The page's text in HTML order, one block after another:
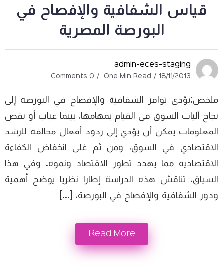
قياس الشفافية والإفصاح في
البورصة المصرية
admin-eces-staging
18/11/2013
One Min Read
0 Comments
ملخص:يؤدي توافر الشفافية والإفصاح في البورصة إلى
نجاح آليات السوق في القيام بمهامها، بينما غياب أو نقص
المعلومات يمكن أن يؤدي إلى ردود أفعال مخالفة للرشد
الاقتصادي في السوق، ومن ثم غلى انخفاض الكفاءة
الاقتصاديه مما يهدد تطور الاقتصاد ونموه. وفي هذا
السياق، تناقش هذه الدراسة إطارا نظريا يوضح أهمية
ودور الشفافية والإفصاح في البورصة، […]
Read More